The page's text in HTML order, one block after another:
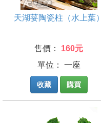
天湖荽陶瓷柱（水上葉）
售價：
160元
單位： 一座
收藏 購買